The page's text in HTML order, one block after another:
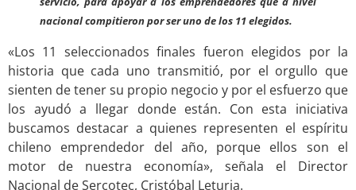
nacional compitieron por ser uno de los 11 elegidos.
«Los 11 seleccionados finales fueron elegidos por la
historia que cada uno transmitió, por el orgullo que
sienten de tener su propio negocio y por el esfuerzo que
los ayudó a llegar donde están. Con esta iniciativa
buscamos destacar a quienes representen el espíritu
chileno emprendedor del año, porque ellos son el
motor de nuestra economía», señala el Director
Nacional de Sercotec, Cristóbal Leturia.